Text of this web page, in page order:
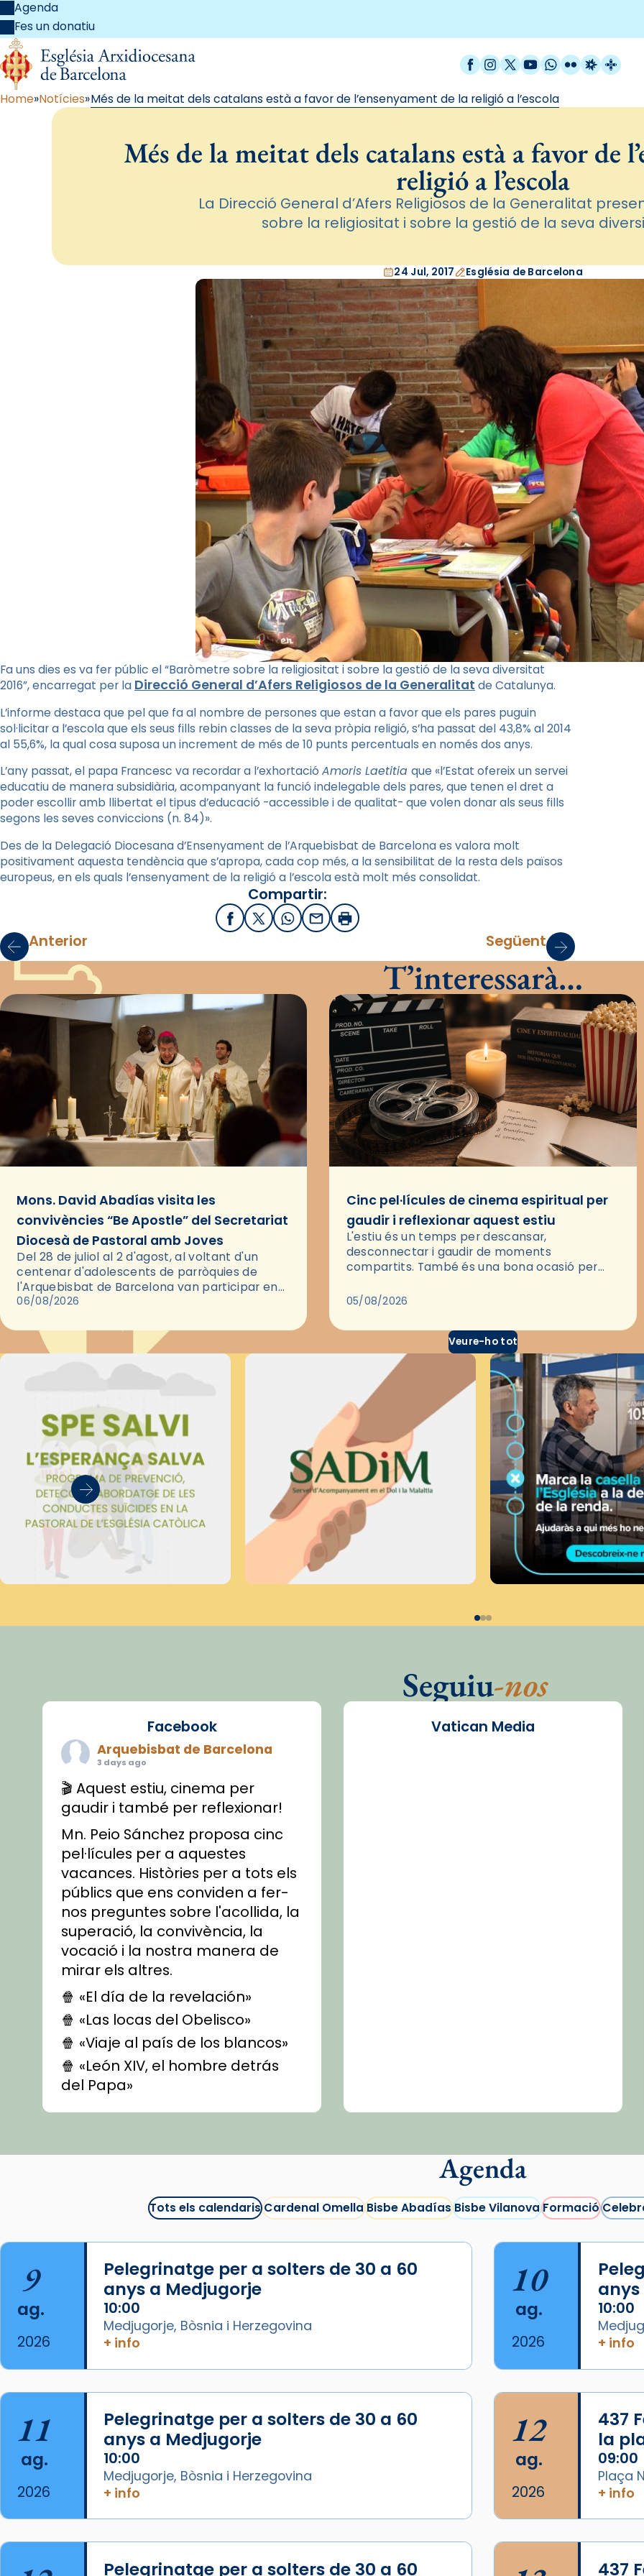
Agenda
Fes un donatiu
Facebook
Instagram
X / Twitter
YouTube
WhatsApp
FlickrRadio
Home Notícies Més de la meitat dels catalans està a favor de l’ensenyament de la religió a l’escola
Més de la meitat dels catalans està a favor de
religió a l’escola
La Direcció General d’Afers Religiosos de la Generalitat
sobre la religiositat i sobre la gestió de la seva
24 Jul, 2017 Església de Barcelona
Fa uns dies es va fer públic el “Baròmetre sobre la religiositat i sobre la gestió de la seva diversitat
2016”, encarregat per la Direcció General d’Afers Religiosos de la Generalitat de Catalunya.
L’informe destaca que pel que fa al nombre de persones que estan a favor que els pares puguin
sol·licitar a l’escola que els seus fills rebin classes de la seva pròpia religió, s’ha passat del 43,8% al 2014
al 55,6%, la qual cosa suposa un increment de més de 10 punts percentuals en només dos anys.
L’any passat, el papa Francesc va recordar a l’exhortació Amoris Laetitia que «l’Estat ofereix un servei
educatiu de manera subsidiària, acompanyant la funció indelegable dels pares, que tenen el dret a
poder escollir amb llibertat el tipus d’educació -accessible i de qualitat- que volen donar als seus fills
segons les seves conviccions (n. 84)».
Des de la Delegació Diocesana d’Ensenyament de l’Arquebisbat de Barcelona es valora molt
positivament aquesta tendència que s’apropa, cada cop més, a la sensibilitat de la resta dels països
europeus, en els quals l’ensenyament de la religió a l’escola està molt més consolidat.
Compartir:
FacebookX / Twitter
WhatsApp
EmailImprimir
Anterior Següent
T’interessarà…
Mons. David Abadías visita les
convivències “Be Apostle” del Secretariat
Diocesà de Pastoral amb Joves
Del 28 de juliol al 2 d'agost, al voltant d'un
centenar d'adolescents de parròquies de
l'Arquebisbat de Barcelona van participar en
les convivències Be Apostle, organitzades pel
06/08/2026
Cinc pel·lícules de cinema espiritual per
gaudir i reflexionar aquest estiu
L'estiu és un temps per descansar,
desconnectar i gaudir de moments
compartits. També és una bona ocasió per
través del cinema, reflexionar sobre les…
05/08/2026
Veure-ho tot
Seguiu-nos
Facebook
Arquebisbat de Barcelona
3 days ago
🎬 Aquest estiu, cinema per
gaudir i també per reflexionar!
Mn. Peio Sánchez proposa cinc
pel·lícules per a aquestes
vacances. Històries per a tots els
públics que ens conviden a fer-
nos preguntes sobre l'acollida, la
superació, la convivència, la
vocació i la nostra manera de
mirar els altres.
🍿 «El día de la revelación»
🍿 «Las locas del Obelisco»
🍿 «Viaje al país de los blancos»
🍿 «León XIV, el hombre detrás
del Papa»
🍿 «Las ovejas detectives»
recomanacions i prepara una
#CinemaEspiritualitual
@cinemaspiritcat
Imatge: Generada amb IA
(OpenAI)
Video
View on Facebook
Arquebisbat de Barcelona
Lluís Companys, la jove va fer
arribar el seu testimoni al papa
Lleó XIV.
Recupera l'entrevista
Vatican Media
Agenda
Tots els calendarisCardenal OmellaBisbe AbadíasBisbe VilanovaFormació
9
ag.
2026
Pelegrinatge per a solters de 30 a 60
anys a Medjugorje
10:00
Medjugorje, Bòsnia i Herzegovina
+ info
10
ag.
2026
10:00
+ info
11
ag.
2026
Pelegrinatge per a solters de 30 a 60
anys a Medjugorje
10:00
Medjugorje, Bòsnia i Herzegovina
+ info
12
ag.
2026
437
la
09:00
Plaça
+ info
Pelegrinatge per a solters de 30 a 60 437